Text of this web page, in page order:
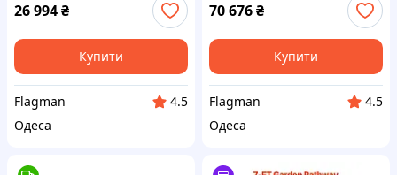
26 994₴
Купити
Flagman
4.5
Одеса
70 676₴
Купити
Flagman
4.5
Одеса